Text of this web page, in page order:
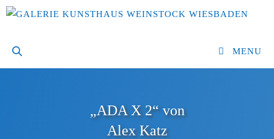
Zum
MENU
„ADA X 2“ von
Alex Katz